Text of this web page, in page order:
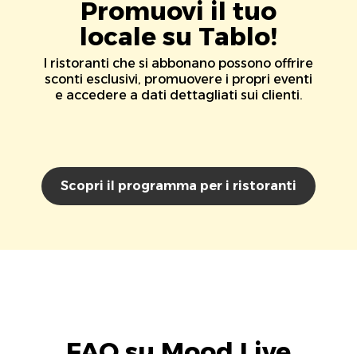
Promuovi il tuo
locale su Tablo!
I ristoranti che si abbonano possono offrire
sconti esclusivi, promuovere i propri eventi
e accedere a dati dettagliati sui clienti.
Scopri il programma per i ristoranti